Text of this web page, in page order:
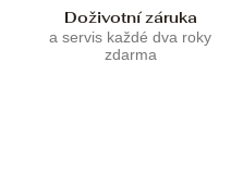
Doživotní záruka
a servis každé dva roky
zdarma